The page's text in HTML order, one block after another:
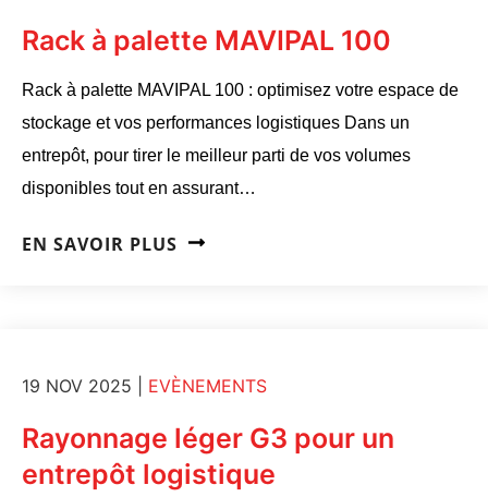
Rack à palette MAVIPAL 100
Rack à palette MAVIPAL 100 : optimisez votre espace de
stockage et vos performances logistiques Dans un
entrepôt, pour tirer le meilleur parti de vos volumes
disponibles tout en assurant…
EN SAVOIR PLUS
19 NOV 2025 EVÈNEMENTS
Rayonnage léger G3 pour un
entrepôt logistique